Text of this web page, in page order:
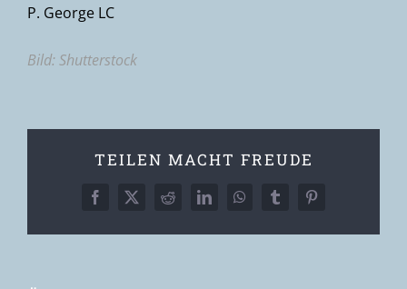
P. George LC
Bild: Shutterstock
TEILEN MACHT FREUDE
Facebook
X RedditLinkedInWhatsAppTumblrPinterest